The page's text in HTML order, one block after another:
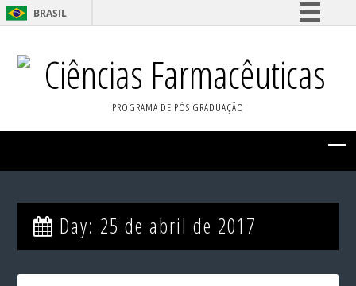
BRASIL
Comunica BR
Participe
Acesso à informação
Ciências Farmacêuticas
PROGRAMA DE PÓS GRADUAÇÃO
Day: 25 de abril de 2017